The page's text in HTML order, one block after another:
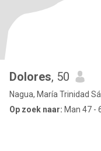
Dolores, 50
Nagua, María Trinidad
Op zoek naar: Man 47 -